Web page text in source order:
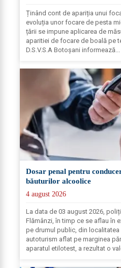
Ținând cont de apariția unui
evoluția unor focare de pesta
țării se impune aplicarea de
aparitiei de focare de boală pe
D.S.V.S.A Botoșani informează...
Dosar penal pentru
băuturilor alcoolice
4 august 2026
La data de 03 august 2026,
Flămânzi, în timp ce se aflau în
pe drumul public, din localitatea
autoturism aflat pe marginea
aparatul etilotest, a rezultat o